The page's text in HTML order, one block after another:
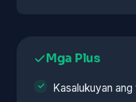
Mga Plus
Kasalukuyan